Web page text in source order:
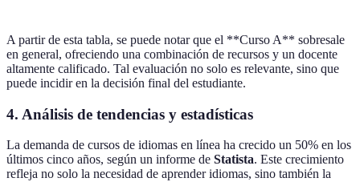
A partir de esta tabla, se puede notar que el **Curso A** sobresale
en general, ofreciendo una combinación de recursos y un docente
altamente calificado. Tal evaluación no solo es relevante, sino que
puede incidir en la decisión final del estudiante.
4. Análisis de tendencias y estadísticas
La demanda de cursos de idiomas en línea ha crecido un 50% en los
últimos cinco años, según un informe de Statista. Este crecimiento
refleja no solo la necesidad de aprender idiomas, sino también la